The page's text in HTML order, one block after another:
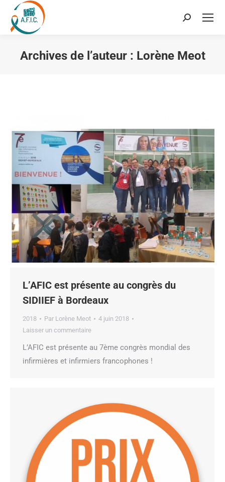
Recherche
Archives de l’auteur : Lorène Meot
L’AFIC est présente au congrès du
SIDIIEF à Bordeaux
2018 Par Lorène Meot
4 juin 2018
Laisser un commentaire
L’AFIC est présente au 7ème congrès mondial des
infirmières et infirmiers francophones !